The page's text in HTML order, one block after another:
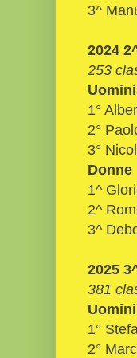
3^
2024
253
Uomini
1°
2°
3°
Donne
1^
2^
3^
2025
381
Uomini
1°
2°